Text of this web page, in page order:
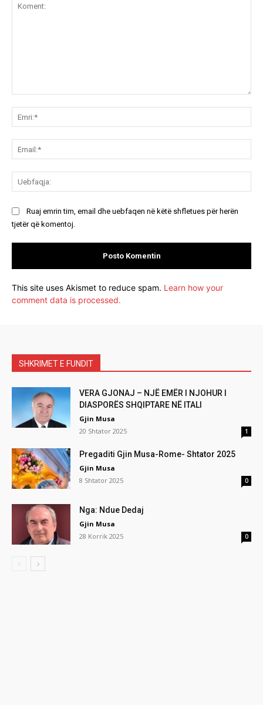
Ruaj emrin tim, email dhe uebfaqen në këtë shfletues për herën
tjetër që komentoj.
This site uses Akismet to reduce spam. Learn how your
comment data is processed.
SHKRIMET E FUNDIT
VERA GJONAJ – NJË EMËR I NJOHUR I
DIASPORËS SHQIPTARE NË ITALI
Gjin Musa
20 Shtator 2025
1
Pregaditi Gjin Musa-Rome- Shtator 2025
Gjin Musa
8 Shtator 2025
0
Nga: Ndue Dedaj
Gjin Musa
28 Korrik 2025
0